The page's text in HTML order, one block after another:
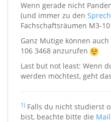
Wenn gerade nicht
(und immer zu den
Fachschaftsräumen M3-
Ganz Mutige können
106 3468 anzurufen
Last but not least: Wenn
werden möchtest, geht
1) Falls du nicht studierst
bist, beachte bitte die